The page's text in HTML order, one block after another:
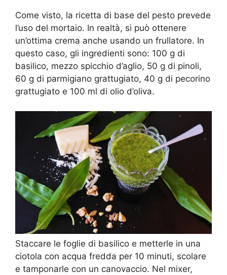
Come visto, la ricetta di base del pesto prevede
l’uso del mortaio. In realtà, si può ottenere
un’ottima crema anche usando un frullatore. In
questo caso, gli ingredienti sono: 100 g di
basilico, mezzo spicchio d’aglio, 50 g di pinoli,
60 g di parmigiano grattugiato, 40 g di pecorino
grattugiato e 100 ml di olio d’oliva.
Staccare le foglie di basilico e metterle in una
ciotola con acqua fredda per 10 minuti, scolare
e tamponarle con un canovaccio. Nel mixer,